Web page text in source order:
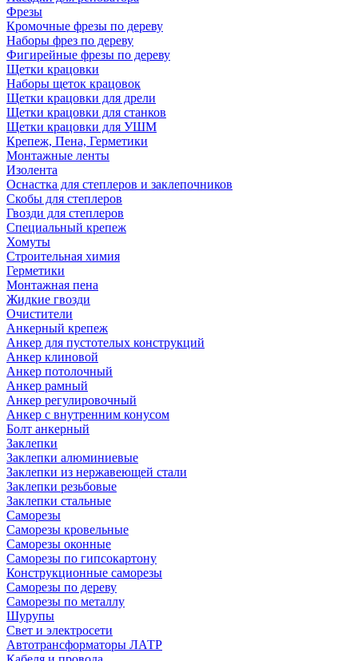
Фрезы
Кромочные фрезы по дереву
Наборы фрез по дереву
Фигирейные фрезы по дереву
Щетки крацовки
Наборы щеток крацовок
Щетки крацовки для дрели
Щетки крацовки для станков
Щетки крацовки для УШМ
Крепеж, Пена, Герметики
Монтажные ленты
Изолента
Оснастка для степлеров и заклепочников
Скобы для степлеров
Гвозди для степлеров
Специальный крепеж
Хомуты
Строительная химия
Герметики
Монтажная пена
Жидкие гвозди
Очистители
Анкерный крепеж
Анкер для пустотелых конструкций
Анкер клиновой
Анкер потолочный
Анкер рамный
Анкер регулировочный
Анкер с внутренним конусом
Болт анкерный
Заклепки
Заклепки алюминиевые
Заклепки из нержавеющей стали
Заклепки резьбовые
Заклепки стальные
Саморезы
Саморезы кровельные
Саморезы оконные
Саморезы по гипсокартону
Конструкционные саморезы
Саморезы по дереву
Саморезы по металлу
Шурупы
Свет и электросети
Автотрансформаторы ЛАТР